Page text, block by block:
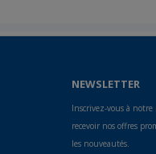
NEWSLETTER
Inscrivez-vous à
recevoir nos offres
les nouveautés.